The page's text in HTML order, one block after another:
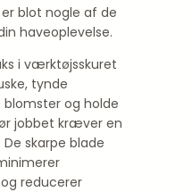
blot nogle af de
haveoplevelse.
i værktøjsskuret
tynde
og holde
jobbet kræver en
skarpe blade
reducerer